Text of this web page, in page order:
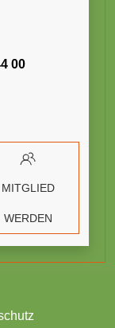
00
MITGLIED
WERDEN